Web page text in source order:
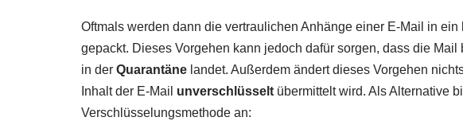
Oftmals werden dann die vertraulichen Anhänge einer E-Mail in ein
gepackt. Dieses Vorgehen kann jedoch dafür sorgen, dass die Mail
in der Quarantäne landet. Außerdem ändert dieses Vorgehen
Inhalt der E-Mail unverschlüsselt übermittelt wird. Als Alternative
Verschlüsselungsmethode an: